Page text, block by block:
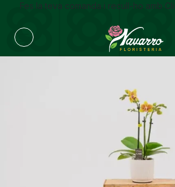
Fes la teva comanda i recull-ho amb